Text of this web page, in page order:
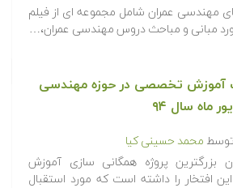
مهندسی عمران شامل مجموعه ای از فیلم
مبانی و مباحث دروس مهندسی عمران،…
ساعت آموزش تخصصی در حوزه مهندسی
ماه سال ۹۴
توسط محمد حسینی کیا
بزرگترین پروژه همگانی سازی آموزش
افتخار را داشته است که مورد استقبال